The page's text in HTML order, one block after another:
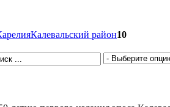
Калевальский район10